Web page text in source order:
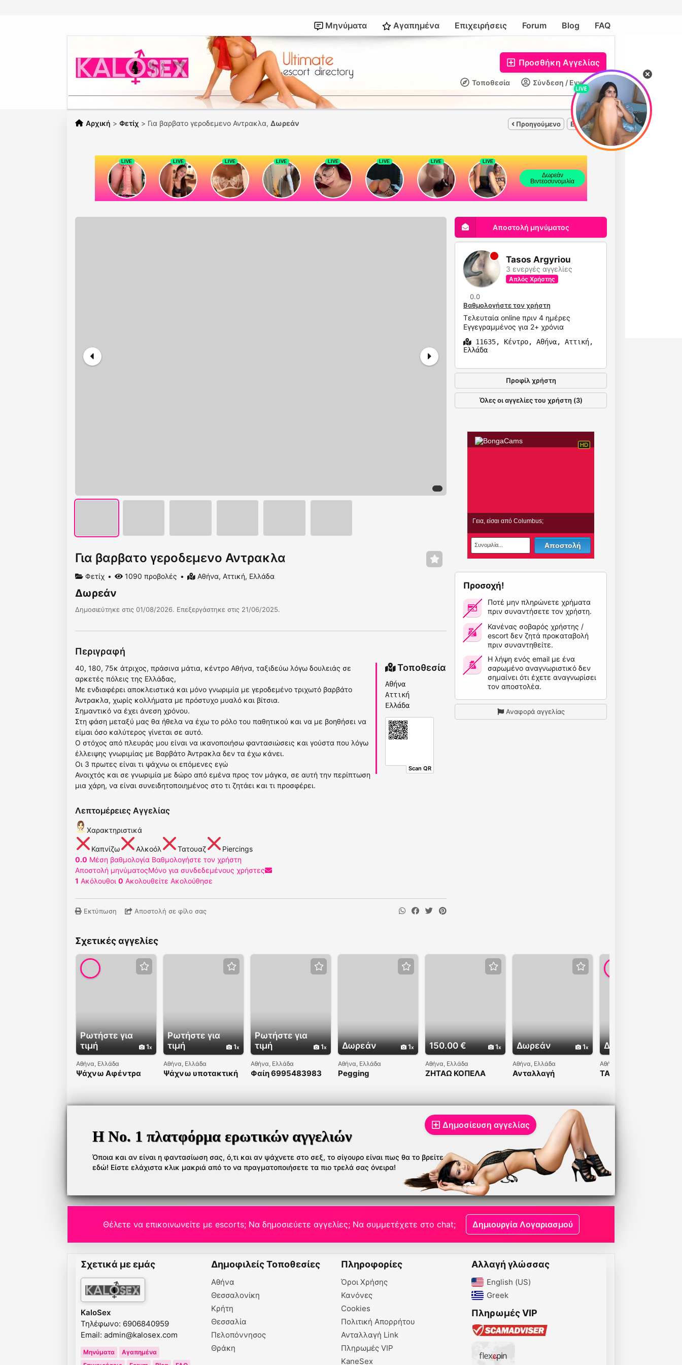
Μηνύματα Αγαπημένα Επιχειρήσεις Forum Blog FAQ
Προσθήκη Αγγελίας
Σύνδεση / Εγγραφή
Τοποθεσία
Αρχική > Φετίχ > Για βαρβατο γεροδεμενο Αντρακλα, Δωρεάν Προηγούμενο Επόμενο
Για βαρβατο γεροδεμενο Αντρακλα
Φετίχ 1090 προβολές Αθήνα, Αττική, Ελλάδα
Δωρεάν
Δημοσιεύτηκε στις 01/08/2026. Επεξεργάστηκε στις 21/06/2025.
Περιγραφή
Τοποθεσία
Αθήνα
Αττική
Ελλάδα
Scan QR
40, 180, 75κ άτριχος, πράσινα μάτια, κέντρο Αθήνα, ταξιδεύω λόγω δουλειάς σε
αρκετές πόλεις της Ελλάδας,
Με ενδιαφέρει αποκλειστικά και μόνο γνωριμία με γεροδεμένο τριχωτό βαρβάτο
Άντρακλα, χωρίς κολλήματα με πρόστυχο μυαλό και βίτσια.
Σημαντικό να έχει άνεση χρόνου.
Στη φάση μεταξύ μας θα ήθελα να έχω το ρόλο του παθητικού και να με βοηθήσει να
είμαι όσο καλύτερος γίνεται σε αυτό.
Ο στόχος από πλευράς μου είναι να ικανοποιήσω φαντασιώσεις και γούστα που λόγω
έλλειψης γνωριμίας με Βαρβάτο Άντρακλα δεν τα έχω κάνει.
Οι 3 πρωτες είναι τι ψάχνω οι επόμενες εγώ
Ανοιχτός και σε γνωριμία με δώρο από εμένα προς τον μάγκα, σε αυτή την περίπτωση
μια χάρη, να είναι συνειδητοποιημένος στο τι ζητάει και τι προσφέρει.
Λεπτομέρειες Αγγελίας
Χαρακτηριστικά
Καπνίζω Αλκοόλ Τατουαζ
Piercings
0.0 Μέση βαθμολογία Βαθμολογήστε τον χρήστη
Αποστολή μηνύματοςΜόνο για συνδεδεμένους χρήστες
1 Ακόλουθοι 0 Ακολουθείτε Ακολούθησε
Εκτύπωση Αποστολή σε φίλο σας
Αποστολή μηνύματος
Tasos Argyriou
3 ενεργές αγγελίες
Απλός Χρήστης
0.0
Βαθμολογήστε τον χρήστη
Τελευταία online πριν 4 ημέρες
Εγγεγραμμένος για 2+ χρόνια
11635, Κέντρο, Αθήνα, Αττική,
Ελλάδα
Προφίλ χρήστη
Όλες οι αγγελίες του χρήστη (3)
Προσοχή!
Ποτέ μην πληρώνετε χρήματα
πριν συναντήσετε τον χρήστη.
Κανένας σοβαρός χρήστης /
escort δεν ζητά προκαταβολή
πριν συναντηθείτε.
Η λήψη ενός email με ένα
σαρωμένο αναγνωριστικό δεν
σημαίνει ότι έχετε αναγνωρίσει
τον αποστολέα.
Αναφορά αγγελίας
Σχετικές αγγελίες
Ρωτήστε για
τιμή
1
Αθήνα, Ελλάδα
Ψάχνω Αφέντρα
Ρωτήστε για
τιμή
1
Αθήνα, Ελλάδα
Ψάχνω υποτακτική
Ρωτήστε για
τιμή
1
Αθήνα, Ελλάδα
Φαίη 6995483983
Δωρεάν 1
Αθήνα, Ελλάδα
Pegging
150.00 € 1
Αθήνα, Ελλάδα
ΖΗΤΑΩ ΚΟΠΕΛΑ
Δωρεάν 1
Αθήνα, Ελλάδα
Ανταλλαγή
Δωρεάν
Αθήνα, Ελλάδα
ΤΑ ΚΑΝΩ ΟΛΑ
Η Νο. 1 πλατφόρμα ερωτικών αγγελιών
Όποια και αν είναι η φαντασίωση σας, ό,τι και αν ψάχνετε στο σεξ, το σίγουρο είναι πως θα το βρείτε
εδώ! Είστε ελάχιστα κλικ μακριά από το να πραγματοποιήσετε τα πιο τρελά σας όνειρα!
Δημοσίευση αγγελίας
Θέλετε να επικοινωνείτε με escorts; Να δημοσιεύετε αγγελίες; Να συμμετέχετε στο chat; Δημιουργία Λογαριασμού
Σχετικά με εμάς
KaloSex
Τηλέφωνο: 6906840959
Email: admin@kalosex.com
Μηνύματα
Αγαπημένα
Δημοφιλείς Τοποθεσίες
Αθήνα
Θεσσαλονίκη
Κρήτη
Θεσσαλία
Πελοπόννησος
Θράκη
Πληροφορίες
Όροι Χρήσης
Κανόνες
Cookies
Πολιτική Απορρήτου
Ανταλλαγή Link
Πληρωμές VIP
KaneSex
Αλλαγή γλώσσας
English (US)‎
Greek‎
Πληρωμές VIP